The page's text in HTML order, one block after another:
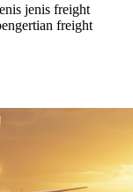
jenis freight
freight